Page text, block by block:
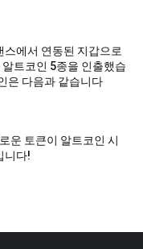
스에서 연동된 지갑으로
트코인 5종을 인출했습
은 다음과 같습니다
운 토큰이 알트코인 시
니다!